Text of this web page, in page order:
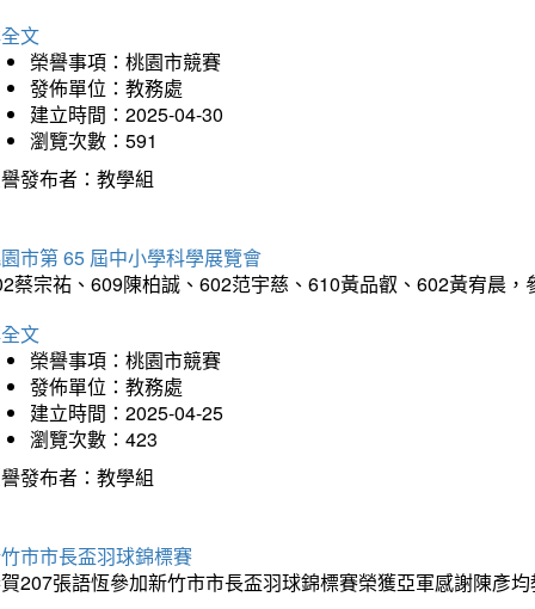
文
榮譽事項：桃園市競賽
發佈單位：教務處
建立時間：2025-04-30
瀏覽次數：591
發布者：教學組
市第 65 屆中小學科學展覽會
蔡宗祐、609陳柏誠、602范宇慈、610黃品叡、602黃宥晨
文
榮譽事項：桃園市競賽
發佈單位：教務處
建立時間：2025-04-25
瀏覽次數：423
發布者：教學組
市市長盃羽球錦標賽
207張語恆參加新竹市市長盃羽球錦標賽榮獲亞軍感謝陳彥